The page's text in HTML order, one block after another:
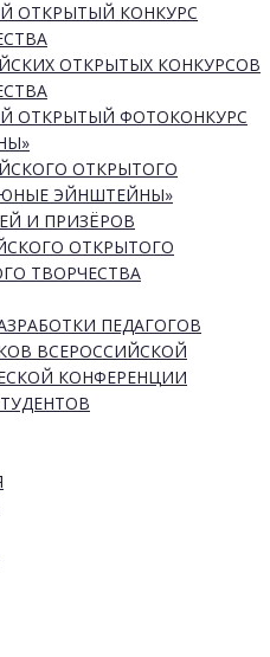
ОТКРЫТЫЙ КОНКУРС
ОТКРЫТЫХ КОНКУРСОВ
ОТКРЫТЫЙ ФОТОКОНКУРС
ОТКРЫТОГО
ЭЙНШТЕЙНЫ»
И ПРИЗЁРОВ
ОТКРЫТОГО
ТВОРЧЕСТВА
ПЕДАГОГОВ
ВСЕРОССИЙСКОЙ
КОНФЕРЕНЦИИ